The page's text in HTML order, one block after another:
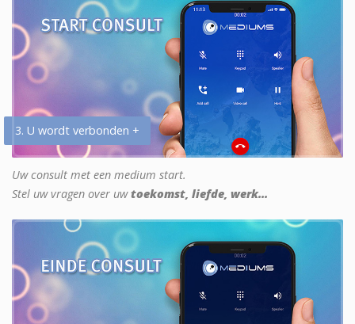
3. U wordt verbonden +
Uw consult met een medium start.
Stel uw vragen over uwtoekomst, liefde, werk...